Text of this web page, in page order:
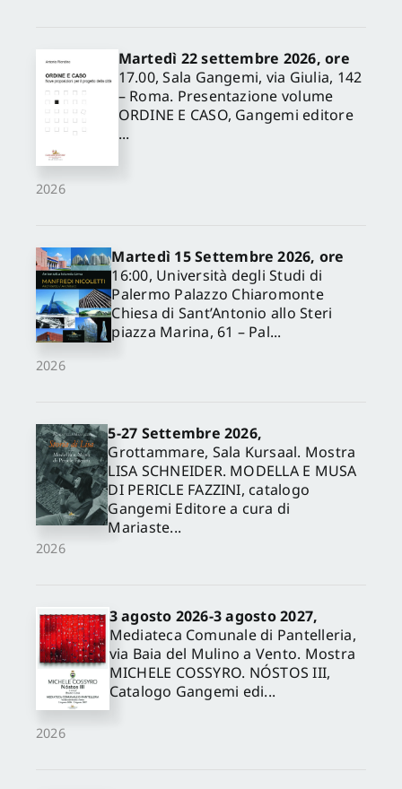
2026
Martedì 22 settembre 2026, ore
17.00, Sala Gangemi, via Giulia, 142
– Roma. Presentazione volume
ORDINE E CASO, Gangemi editore
...
2026
Martedì 15 Settembre 2026, ore
16:00, Università degli Studi di
Palermo Palazzo Chiaromonte
Chiesa di Sant’Antonio allo Steri
piazza Marina, 61 – Pal...
2026
5-27 Settembre 2026,
Grottammare, Sala Kursaal. Mostra
LISA SCHNEIDER. MODELLA E MUSA
DI PERICLE FAZZINI, catalogo
Gangemi Editore a cura di
Mariaste...
2026
3 agosto 2026-3 agosto 2027,
Mediateca Comunale di Pantelleria,
via Baia del Mulino a Vento. Mostra
MICHELE COSSYRO. NÓSTOS III,
Catalogo Gangemi edi...